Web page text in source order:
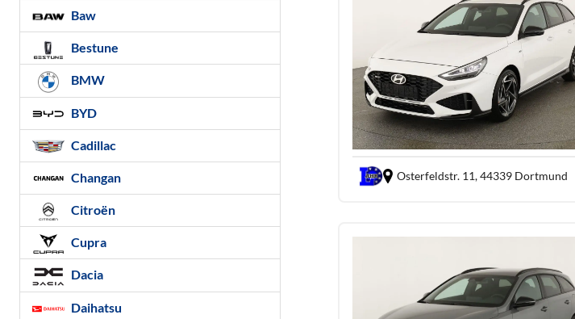
Osterfeldstr. 11,44339 Dortmund
Baw
Bestune
BMW
BYD
Cadillac
Changan
Citroën
Cupra
Dacia
Daihatsu